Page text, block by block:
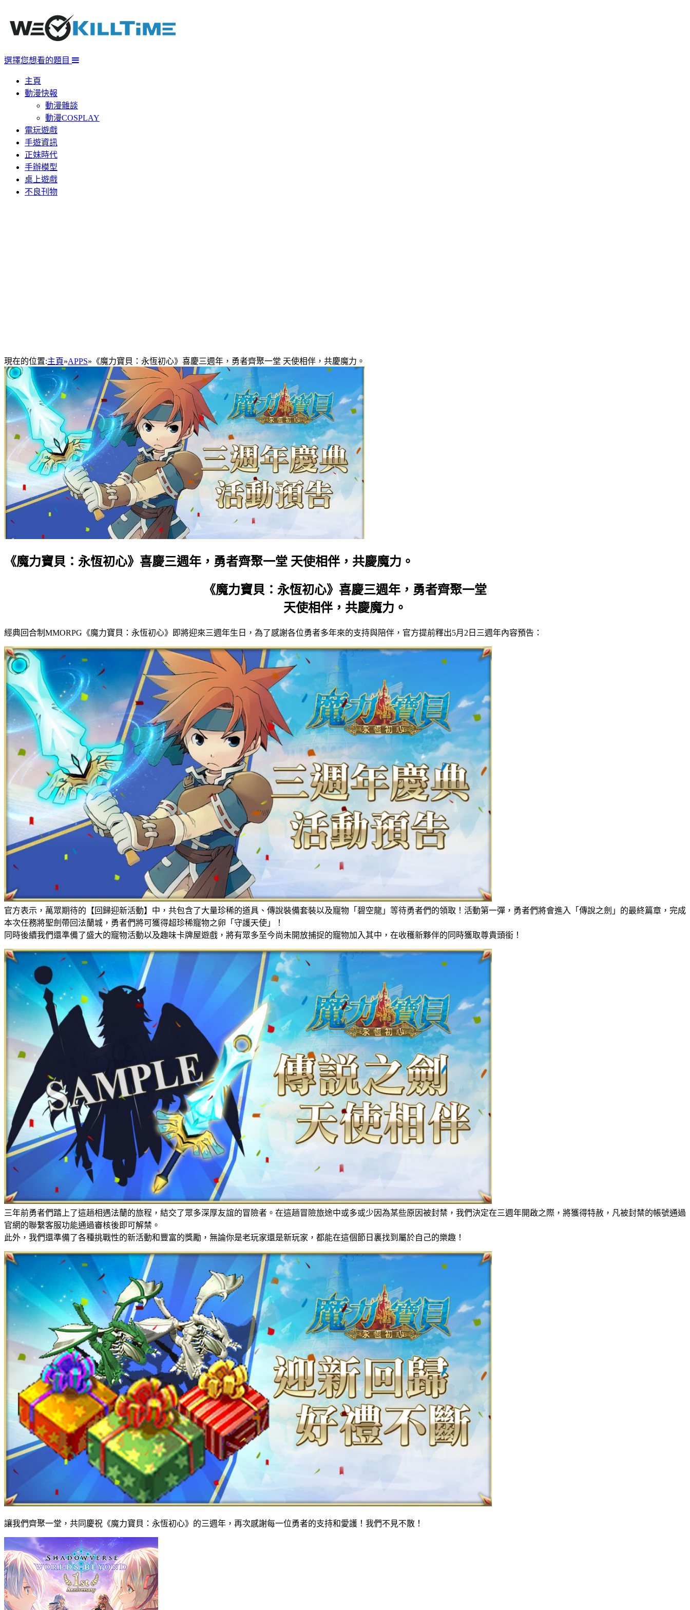
選擇您想看的題目
主頁
動漫快報
動漫雜談
動漫COSPLAY
電玩遊戲
手遊資訊
正妹時代
手辦模型
桌上遊戲
不良刊物
現在的位置:主頁»APPS» 《魔力寶貝：永恆初心》喜慶三週年，勇者齊聚一堂 天使相伴，共慶魔力。
《魔力寶貝：永恆初心》喜慶三週年，勇者齊聚一堂 天使相伴，共慶魔力。
《魔力寶貝：永恆初心》喜慶三週年，勇者齊聚一堂
天使相伴，共慶魔力。
經典回合制MMORPG《魔力寶貝：永恆初心》即將迎來三週年生日，為了感謝各位勇者多年來的支持與陪伴，官方提前釋出5月2日三週年內容預告：
官方表示，萬眾期待的【回歸迎新活動】中，共包含了大量珍稀的道具、傳說裝備套裝以及寵物「碧空龍」等待勇者們的領取！活動第一彈，勇者們將會進入「傳說之劍」的最終篇章，完成
本次任務將聖劍帶回法蘭城，勇者們將可獲得超珍稀寵物之卵「守護天使」！
同時後續我們還準備了盛大的寵物活動以及趣味卡牌屋遊戲，將有眾多至今尚未開放捕捉的寵物加入其中，在收穫新夥伴的同時獲取尊貴頭銜！
三年前勇者們踏上了這趟相遇法蘭的旅程，結交了眾多深厚友誼的冒險者。在這趟冒險旅途中或多或少因為某些原因被封禁，我們決定在三週年開啟之際，將獲得特赦，凡被封禁的帳號通過
官網的聯繫客服功能通過審核後即可解禁。
此外，我們還準備了各種挑戰性的新活動和豐富的獎勵，無論你是老玩家還是新玩家，都能在這個節日裏找到屬於自己的樂趣！
讓我們齊聚一堂，共同慶祝《魔力寶貝：永恆初心》的三週年，再次感謝每一位勇者的支持和愛護！我們不見不散！